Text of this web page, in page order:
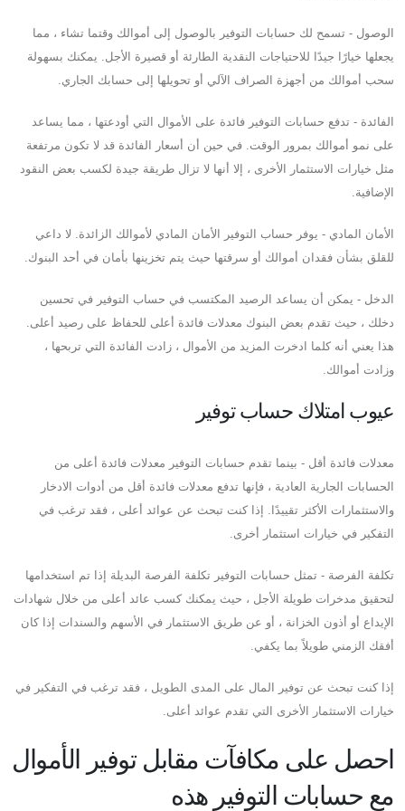
الوصول - تسمح لك حسابات التوفير بالوصول إلى أموالك وقتما تشاء ، مما
يجعلها خيارًا جيدًا للاحتياجات النقدية الطارئة أو قصيرة الأجل. يمكنك بسهولة
سحب أموالك من أجهزة الصراف الآلي أو تحويلها إلى حسابك الجاري.
الفائدة - تدفع حسابات التوفير فائدة على الأموال التي أودعتها ، مما يساعد
على نمو أموالك بمرور الوقت. في حين أن أسعار الفائدة قد لا تكون مرتفعة
مثل خيارات الاستثمار الأخرى ، إلا أنها لا تزال طريقة جيدة لكسب بعض النقود
الإضافية.
الأمان المادي - يوفر حساب التوفير الأمان المادي لأموالك الزائدة. لا داعي
للقلق بشأن فقدان أموالك أو سرقتها حيث يتم تخزينها بأمان في أحد البنوك.
الدخل - يمكن أن يساعد الرصيد المكتسب في حساب التوفير في تحسين
دخلك ، حيث تقدم بعض البنوك معدلات فائدة أعلى للحفاظ على رصيد أعلى.
هذا يعني أنه كلما ادخرت المزيد من الأموال ، زادت الفائدة التي تربحها ،
وزادت أموالك.
عيوب امتلاك حساب توفير
معدلات فائدة أقل - بينما تقدم حسابات التوفير معدلات فائدة أعلى من
الحسابات الجارية العادية ، فإنها تدفع معدلات فائدة أقل من أدوات الادخار
والاستثمارات الأكثر تقييدًا. إذا كنت تبحث عن عوائد أعلى ، فقد ترغب في
التفكير في خيارات استثمار أخرى.
تكلفة الفرصة - تمثل حسابات التوفير تكلفة الفرصة البديلة إذا تم استخدامها
لتحقيق مدخرات طويلة الأجل ، حيث يمكنك كسب عائد أعلى من خلال شهادات
الإيداع أو أذون الخزانة ، أو عن طريق الاستثمار في الأسهم والسندات إذا كان
أفقك الزمني طويلاً بما يكفي.
إذا كنت تبحث عن توفير المال على المدى الطويل ، فقد ترغب في التفكير في
خيارات الاستثمار الأخرى التي تقدم عوائد أعلى.
احصل على مكافآت مقابل توفير الأموال
مع حسابات التوفير هذه